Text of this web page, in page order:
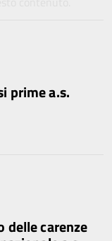
prime a.s.
delle carenze